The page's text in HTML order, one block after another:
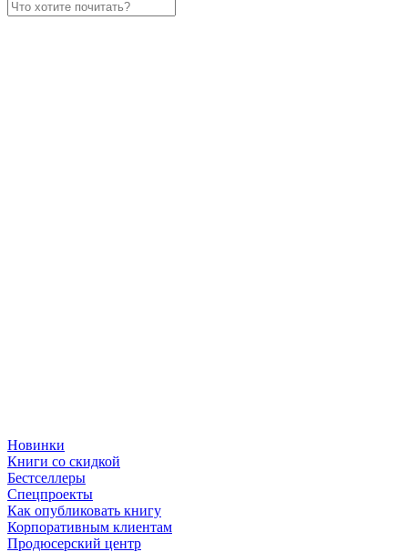
Новинки
Книги со скидкой
Бестселлеры
Спецпроекты
Как опубликовать книгу
Корпоративным клиентам
Продюсерский центр